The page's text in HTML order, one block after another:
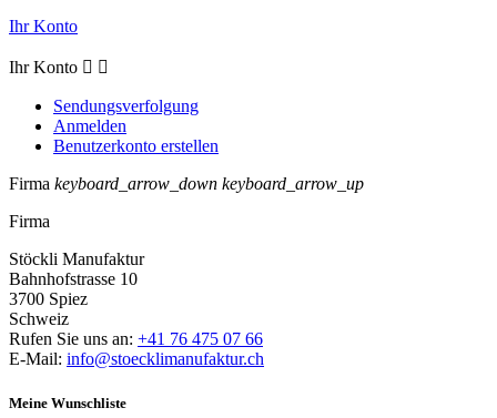
Ihr Konto
Ihr Konto  
Sendungsverfolgung
Anmelden
Benutzerkonto erstellen
Firma keyboard_arrow_down keyboard_arrow_up
Firma
Stöckli Manufaktur
Bahnhofstrasse 10
3700 Spiez
Schweiz
Rufen Sie uns an: +41 76 475 07 66
E-Mail: info@stoecklimanufaktur.ch
Meine Wunschliste